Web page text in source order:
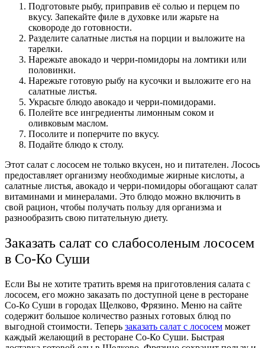
Подготовьте рыбу, приправив её солью и перцем по
вкусу. Запекайте филе в духовке или жарьте на
сковороде до готовности.
Разделите салатные листья на порции и выложите на
тарелки.
Нарежьте авокадо и черри-помидоры на ломтики или
половинки.
Нарежьте готовую рыбу на кусочки и выложите его на
салатные листья.
Украсьте блюдо авокадо и черри-помидорами.
Полейте все ингредиенты лимонным соком и
оливковым маслом.
Посолите и поперчите по вкусу.
Подайте блюдо к столу.
Этот салат с лососем не только вкусен, но и питателен. Лосось
предоставляет организму необходимые жирные кислоты, а
салатные листья, авокадо и черри-помидоры обогащают салат
витаминами и минералами. Это блюдо можно включить в
свой рацион, чтобы получать пользу для организма и
разнообразить свою питательную диету.
Заказать салат со слабосоленым лососем
в Со-Ко Суши
Если Вы не хотите тратить время на приготовления салата с
лососем, его можно заказать по доступной цене в ресторане
Со-Ко Суши в городах Щелково, Фрязино. Меню на сайте
содержит большое количество разных готовых блюд по
выгодной стоимости. Теперь заказать салат с лососем может
каждый желающий в ресторане Со-Ко Суши. Быстрая